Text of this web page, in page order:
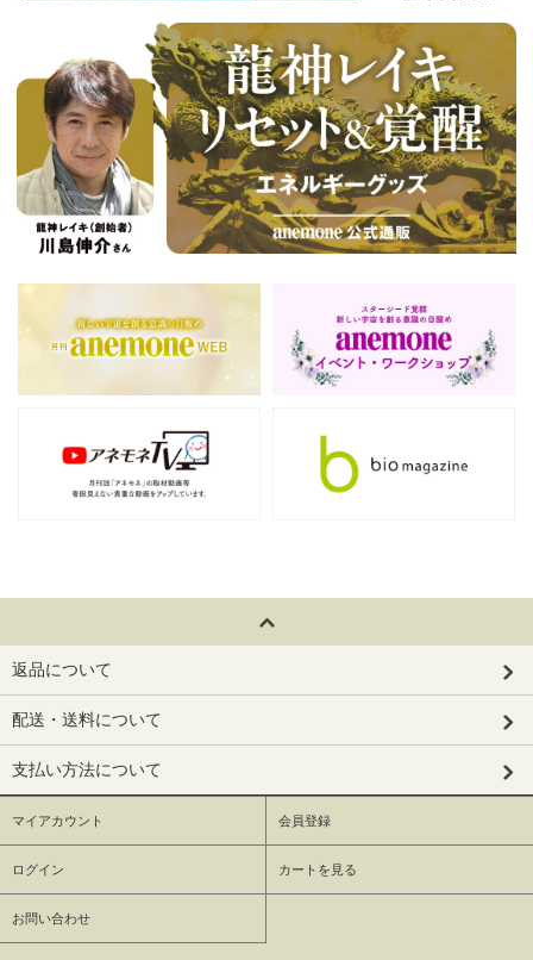
返品について
配送・送料について
支払い方法について
マイアカウント 会員登録
ログイン カートを見る
お問い合わせ